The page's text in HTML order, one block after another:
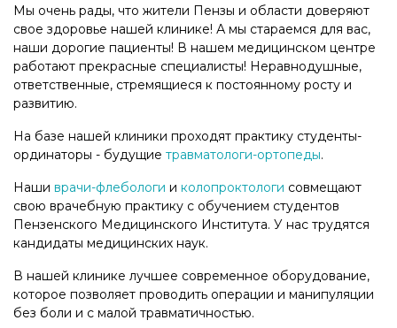
Мы очень рады, что жители Пензы и области доверяют
свое здоровье нашей клинике! А мы стараемся для вас,
наши дорогие пациенты! В нашем медицинском центре
работают прекрасные специалисты! Неравнодушные,
ответственные, стремящиеся к постоянному росту и
развитию.
На базе нашей клиники проходят практику студенты-
ординаторы - будущие травматологи-ортопеды.
Наши врачи-флебологи и колопроктологи совмещают
свою врачебную практику с обучением студентов
Пензенского Медицинского Института. У нас трудятся
кандидаты медицинских наук.
В нашей клинике лучшее современное оборудование,
которое позволяет проводить операции и манипуляции
без боли и с малой травматичностью.